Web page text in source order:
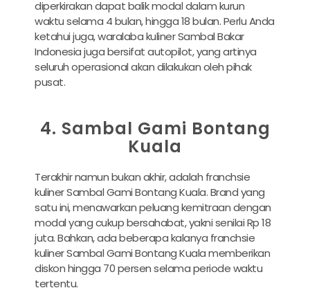
diperkirakan dapat balik modal dalam kurun
waktu selama 4 bulan, hingga 18 bulan. Perlu Anda
ketahui juga, waralaba kuliner Sambal Bakar
Indonesia juga bersifat autopilot, yang artinya
seluruh operasional akan dilakukan oleh pihak
pusat.
4. Sambal Gami Bontang
Kuala
Terakhir namun bukan akhir, adalah franchsie
kuliner Sambal Gami Bontang Kuala. Brand yang
satu ini, menawarkan peluang kemitraan dengan
modal yang cukup bersahabat, yakni senilai Rp 18
juta. Bahkan, ada beberapa kalanya franchsie
kuliner Sambal Gami Bontang Kuala memberikan
diskon hingga 70 persen selama periode waktu
tertentu.